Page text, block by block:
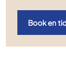
Book en